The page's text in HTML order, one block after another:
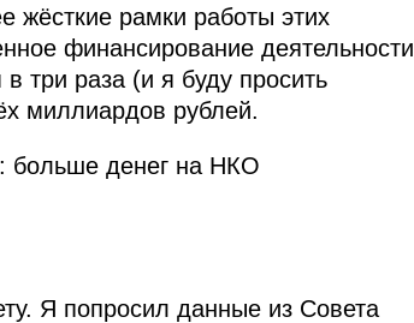
жёсткие рамки работы этих
финансирование деятельности
три раза (и я буду просить
миллиардов рублей.
больше денег на НКО
Я попросил данные из Совета